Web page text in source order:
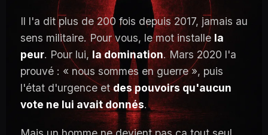
Il l'a dit plus de 200 fois depuis 2017, jamais au
sens militaire. Pour vous, le mot installe la
peur. Pour lui, la domination. Mars 2020 l'a
prouvé : « nous sommes en guerre », puis
l'état d'urgence etdes pouvoirs qu'aucun
vote ne lui avait donnés.